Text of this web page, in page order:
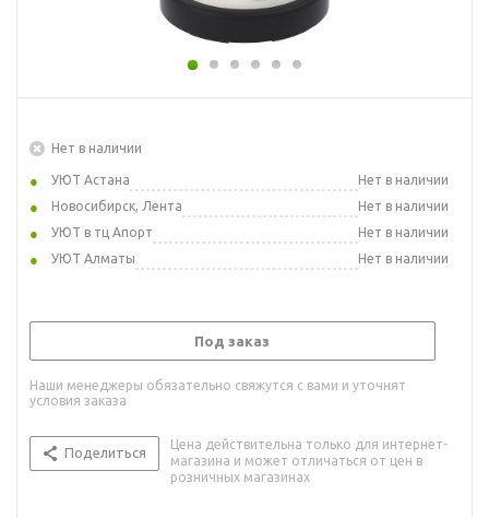
Нет в наличии
УЮТ Астана
Нет в наличии
Новосибирск, Лента
Нет в наличии
УЮТ в тц Апорт
Нет в наличии
УЮТ Алматы
Нет в наличии
Под заказ
Наши менеджеры обязательно свяжутся с вами и уточнят
условия заказа
Поделиться
Цена действительна только для интернет-
магазина и может отличаться от цен в
розничных магазинах